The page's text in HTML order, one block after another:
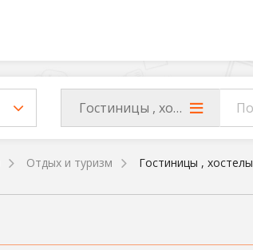
Гостиницы , хостелы
Отдых и туризм Гостиницы , хостелы